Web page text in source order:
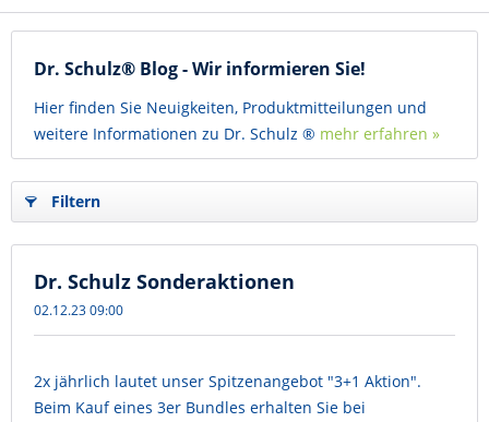
Dr. Schulz® Blog - Wir informieren Sie!
Hier finden Sie Neuigkeiten, Produktmitteilungen und
weitere Informationen zu Dr. Schulz ® mehr erfahren »
Filtern
Dr. Schulz Sonderaktionen
02.12.23 09:00
2x jährlich lautet unser Spitzenangebot "3+1 Aktion".
Beim Kauf eines 3er Bundles erhalten Sie bei